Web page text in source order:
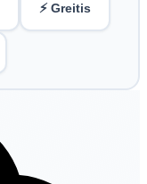
⚡ Greitis